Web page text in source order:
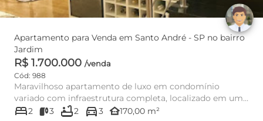
Apartamento para Venda em Santo André - SP no bairro
Jardim
R$ 1.700.000 /venda
Cód: 988
Maravilhoso apartamento de luxo em condomínio
variado com infraestrutura completa, localizado em um
dos bairros mais va...
bed2 3 bathtub2 directions_car3 other_houses170,00 m²